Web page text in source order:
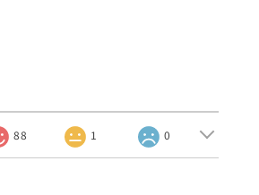
88 1 0